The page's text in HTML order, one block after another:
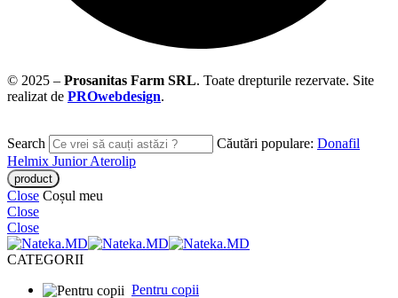
© 2025 – Prosanitas Farm SRL. Toate drepturile rezervate. Site
realizat de PROwebdesign.
Search Căutări populare: Donafil
Helmix JuniorAterolip
Close Coșul meu
Close
Close
CATEGORII
Pentru copii